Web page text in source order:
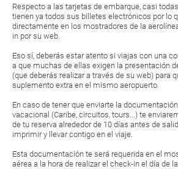
Respecto a las tarjetas de embarque, casi
tienen ya todos sus billetes electrónicos por lo
directamente en los mostradores de la
in por su web.
Eso sí, deberás estar atento si viajas con una
a que muchas de ellas exigen la presentación
(que deberás realizar a través de su web) para
suplemento extra en el mismo aeropuerto.
En caso de tener que enviarte la
vacacional (Caribe, circuitos, tours...) te
de tu reserva alrededor de 10 días antes de
imprimir y llevar contigo en el viaje.
Esta documentación te será requerida en el
aérea a la hora de realizar el check-in el día de